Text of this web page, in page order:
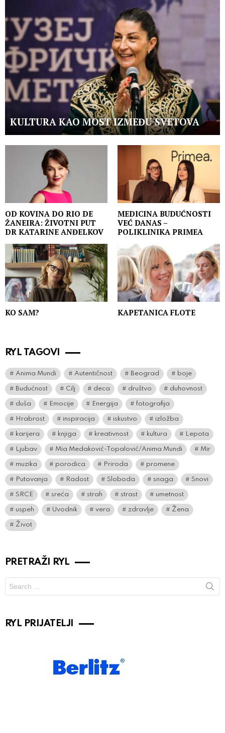
KULTURA KAO MOST IZMEĐU SVETOVA
OD KOVINA DO RIO DE
ŽANEIRA: ŽIVOTNI PUT
DR KATARINE ANĐELKOV
MEDICINA BUDUĆNOSTI
VEĆ DANAS –
POLIKLINIKA PRIMEA
KO SAM? KAPETANICA FLOTE
RYL TAGOVI
Anima Mundi Autentičnost Beograd boje
Budućnost Cilj deca društvo duhovnost
duša Emocije Energija fotografija
Hrabrost inspiracija iskustvo izložba
karijera knjiga kreativnost kultura Lepota
Ljubav Mia Medaković-Topalović/Anima Mundi Mir
muzika porodica Priroda promene
Putovanja Radost Sloboda snaga Snovi
SRCE sreća strah strast umetnost
uspeh Uvodnik vera zdravlje Žena
Život
PRETRAŽI RYL
for:
RYL PRIJATELJI